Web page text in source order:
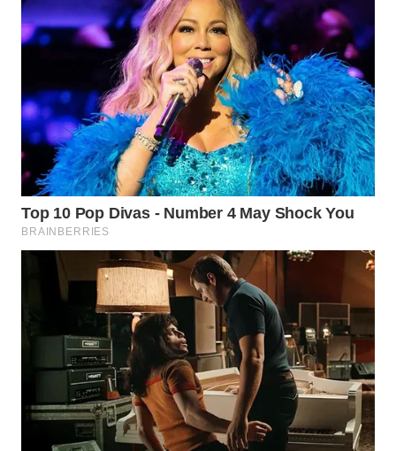
BINJAI
CIREBON
WN
INDRAMAYU
WN
KUNINGAN
MAJALENGKA
SUBANG
SUKABUMI